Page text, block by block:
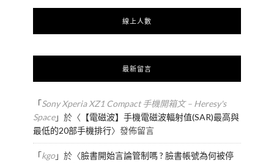
線上人數
最新留言
「Sony Xperia XZ1 Compact 手機開箱文 – Heresy's
Space」於〈 【電磁波】手機電磁波輻射值(SAR)最高與
最低的20部手機排行〉發佈留言
「kgo」於〈臉書開始言論管制嗎 ? 臉書帳號為何被停